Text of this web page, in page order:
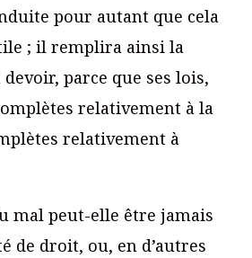
pour autant que cela
; il remplira ainsi la
parce que ses lois,
relativement à la
relativement à
mal peut-elle être jamais
de droit, ou, en d’autres